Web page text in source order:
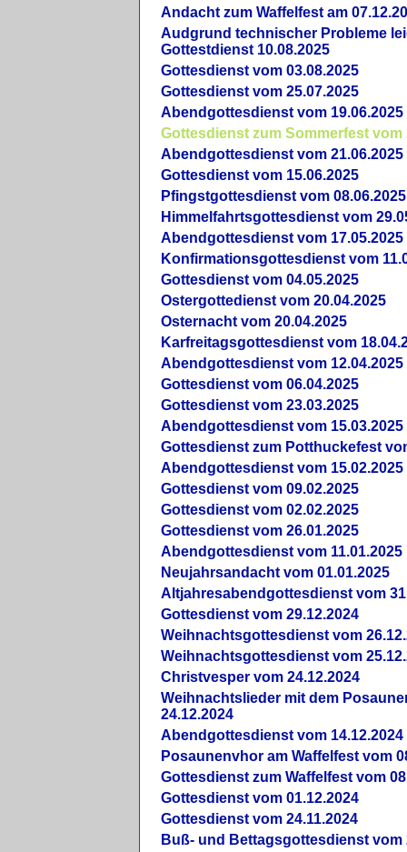
Andacht zum Waffelfest am
Audgrund technischer Probleme
Gottestdienst 10.08.2025
Gottesdienst vom 03.08.2025
Gottesdienst vom 25.07.2025
Abendgottesdienst vom 19.06.2025
Gottesdienst zum Sommerfest vom
Abendgottesdienst vom 21.06.2025
Gottesdienst vom 15.06.2025
Pfingstgottesdienst vom 08.06.2025
Himmelfahrtsgottesdienst vom
Abendgottesdienst vom 17.05.2025
Konfirmationsgottesdienst vom
Gottesdienst vom 04.05.2025
Ostergottedienst vom 20.04.2025
Osternacht vom 20.04.2025
Karfreitagsgottesdienst vom
Abendgottesdienst vom 12.04.2025
Gottesdienst vom 06.04.2025
Gottesdienst vom 23.03.2025
Abendgottesdienst vom 15.03.2025
Gottesdienst zum Potthuckefest
Abendgottesdienst vom 15.02.2025
Gottesdienst vom 09.02.2025
Gottesdienst vom 02.02.2025
Gottesdienst vom 26.01.2025
Abendgottesdienst vom 11.01.2025
Neujahrsandacht vom 01.01.2025
Altjahresabendgottesdienst vom
Gottesdienst vom 29.12.2024
Weihnachtsgottesdienst vom
Weihnachtsgottesdienst vom
Christvesper vom 24.12.2024
Weihnachtslieder mit dem
24.12.2024
Abendgottesdienst vom 14.12.2024
Posaunenvhor am Waffelfest vom
Gottesdienst zum Waffelfest vom
Gottesdienst vom 01.12.2024
Gottesdienst vom 24.11.2024
Buß- und Bettagsgottesdienst vom